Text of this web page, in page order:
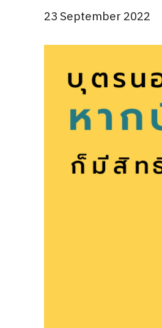
23 September 2022